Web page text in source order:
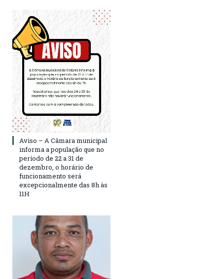
Aviso – A Câmara municipal
informa a população que no
período de 22 a 31 de
dezembro, o horário de
funcionamento será
excepcionalmente das 8h às
11H